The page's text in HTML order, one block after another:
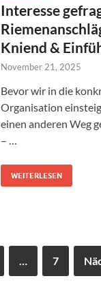
Interesse
Kniend &
November 21, 2025
Bevor wir in die
Organisation
einen anderen Weg
– …
WEITERLESEN
7